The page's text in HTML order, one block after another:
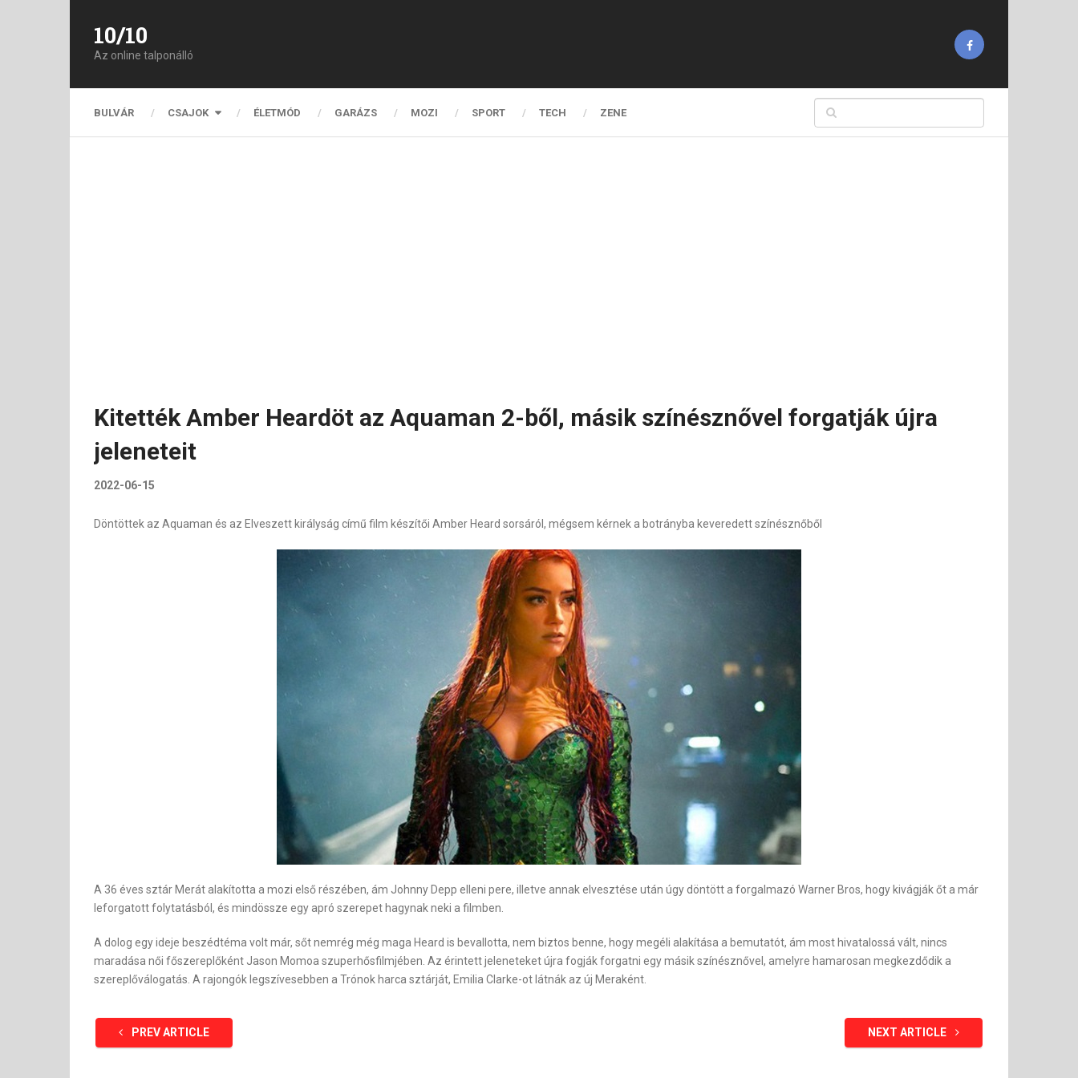
10/10
Az online talponálló
BULVÁR CSAJOK ÉLETMÓD GARÁZS MOZI SPORT TECH ZENE
Kitették Amber Heardöt az Aquaman 2-ből, másik színésznővel forgatják újra
jeleneteit
2022-06-15
Döntöttek az Aquaman és az Elveszett királyság című film készítői Amber Heard sorsáról, mégsem kérnek a botrányba keveredett színésznőből
A 36 éves sztár Merát alakította a mozi első részében, ám Johnny Depp elleni pere, illetve annak elvesztése után úgy döntött a forgalmazó Warner Bros, hogy kivágják őt a már
leforgatott folytatásból, és mindössze egy apró szerepet hagynak neki a filmben.
A dolog egy ideje beszédtéma volt már, sőt nemrég még maga Heard is bevallotta, nem biztos benne, hogy megéli alakítása a bemutatót, ám most hivatalossá vált, nincs
maradása női főszereplőként Jason Momoa szuperhősfilmjében. Az érintett jeleneteket újra fogják forgatni egy másik színésznővel, amelyre hamarosan megkezdődik a
szereplőválogatás. A rajongók legszívesebben a Trónok harca sztárját, Emilia Clarke-ot látnák az új Meraként.
PREV ARTICLE NEXT ARTICLE